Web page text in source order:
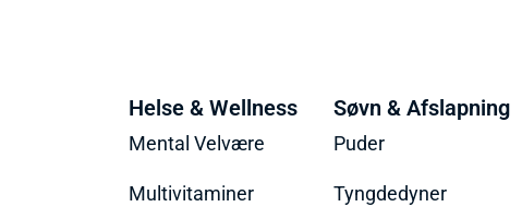
Helse & Wellness
Mental Velvære
Multivitaminer
Søvn & Afslapning
Puder
Tyngdedyner